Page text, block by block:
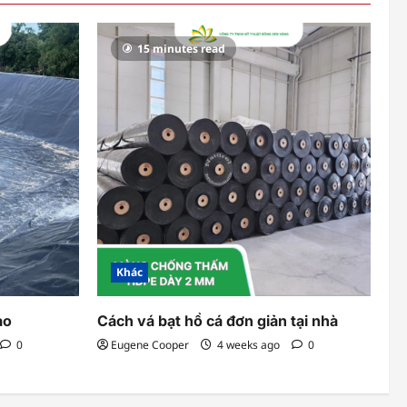
0
15 minutes read
Khác
Cách vá bạt hồ cá đơn giản tại nhà
Eugene Cooper 4 weeks ago 0